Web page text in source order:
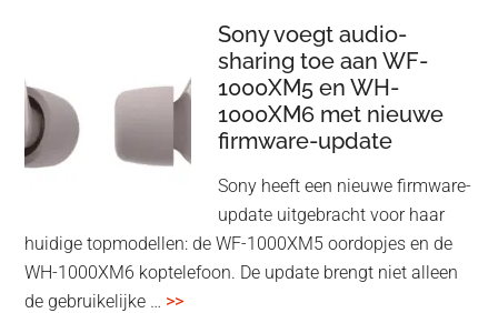
draadloos
presenteren
zonder
Wi-
Sony voegt audio-
sharing toe aan WF-
1000XM5 en WH-
1000XM6 met nieuwe
firmware-update
Sony heeft een nieuwe firmware-
update uitgebracht voor haar
huidige topmodellen: de WF-1000XM5 oordopjes en de
WH-1000XM6 koptelefoon. De update brengt niet alleen
de gebruikelijke … >>overSony